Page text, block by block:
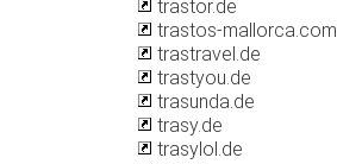
trastor.de
trastos-mallorca.com
trastravel.de
trastyou.de
trasunda.de
trasy.de
trasylol.de